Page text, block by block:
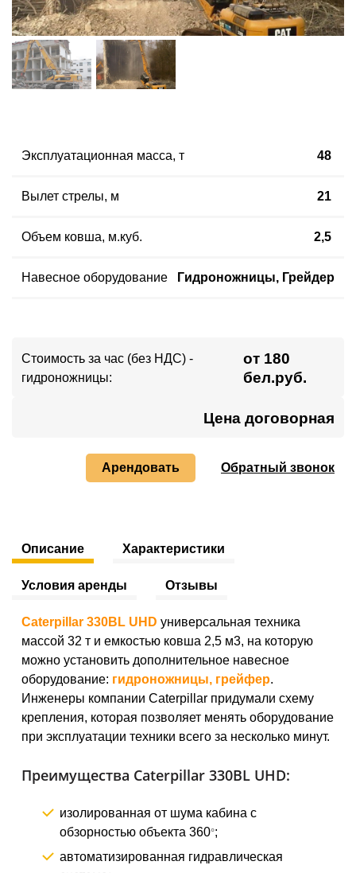
Эксплуатационная масса, т 48
Вылет стрелы, м 21
Объем ковша, м.куб. 2,5
Навесное оборудование Гидроножницы, Грейдер
Стоимость за час (без НДС) -
гидроножницы:
от 180
бел.руб.
Цена договорная
Арендовать Обратный звонок
Описание Характеристики
Условия аренды Отзывы
Сaterpillar 330BL UHD универсальная техника
массой 32 т и емкостью ковша 2,5 м3, на которую
можно установить дополнительное навесное
оборудование: гидроножницы, грейфер.
Инженеры компании Сaterpillar придумали схему
крепления, которая позволяет менять оборудование
при эксплуатации техники всего за несколько минут.
Преимущества Сaterpillar 330BL UHD:
изолированная от шума кабина с
обзорностью объекта 360°;
автоматизированная гидравлическая